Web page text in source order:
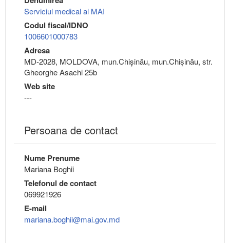
Serviciul medical al MAI
Codul fiscal/IDNO
1006601000783
Adresa
MD-2028, MOLDOVA, mun.Chişinău, mun.Chişinău, str.
Gheorghe Asachi 25b
Web site
---
Persoana de contact
Nume Prenume
Mariana Boghii
Telefonul de contact
069921926
E-mail
mariana.boghii@mai.gov.md